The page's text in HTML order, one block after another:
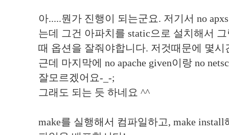
아.....뭔가 진행이 되는군요. 저기서 no
는데 그건 아파치를 static으로 설치해서
때 옵션을 잘줘야합니다. 저것때문에 몇시
근데 마지막에 no apache given이랑 no
잘모르겠어요-_-;
그래도 되는 듯 하네요 ^^
make를 실행해서 컴파일하고, make